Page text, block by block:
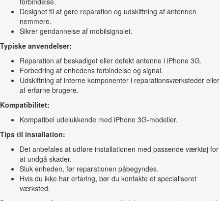
Designet til at gøre reparation og udskiftning af antennen
nemmere.
Sikrer gendannelse af mobilsignalet.
Typiske anvendelser:
Reparation af beskadiget eller defekt antenne i iPhone 3G.
Forbedring af enhedens forbindelse og signal.
Udskiftning af interne komponenter i reparationsværksteder eller
af erfarne brugere.
Kompatibilitet:
Kompatibel udelukkende med iPhone 3G-modeller.
Tips til installation:
Det anbefales at udføre installationen med passende værktøj for
at undgå skader.
Sluk enheden, før reparationen påbegyndes.
Hvis du ikke har erfaring, bør du kontakte et specialiseret
værksted.